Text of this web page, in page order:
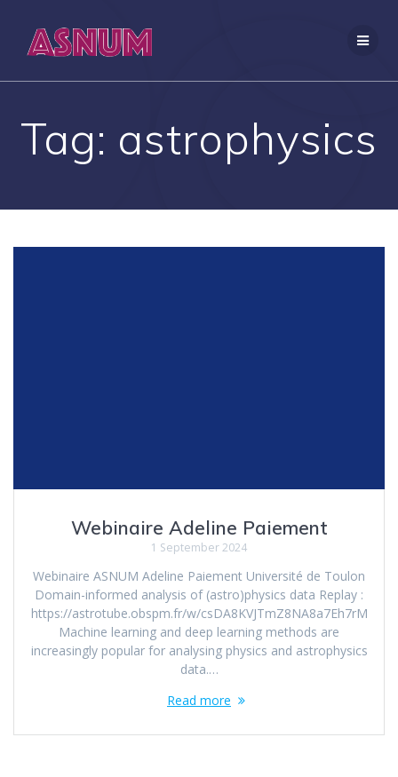
Tag: astrophysics
Webinaire Adeline Paiement
1 September 2024
Webinaire ASNUM Adeline Paiement Université de Toulon
Domain-informed analysis of (astro)physics data Replay :
https://astrotube.obspm.fr/w/csDA8KVJTmZ8NA8a7Eh7rM
Machine learning and deep learning methods are
increasingly popular for analysing physics and astrophysics
data.…
Read more